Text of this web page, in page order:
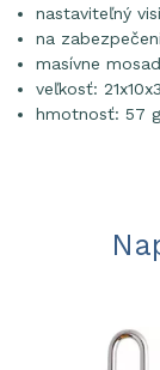
nastaviteľný
na
masívne
veľkosť:
hmotnosť: 57 g